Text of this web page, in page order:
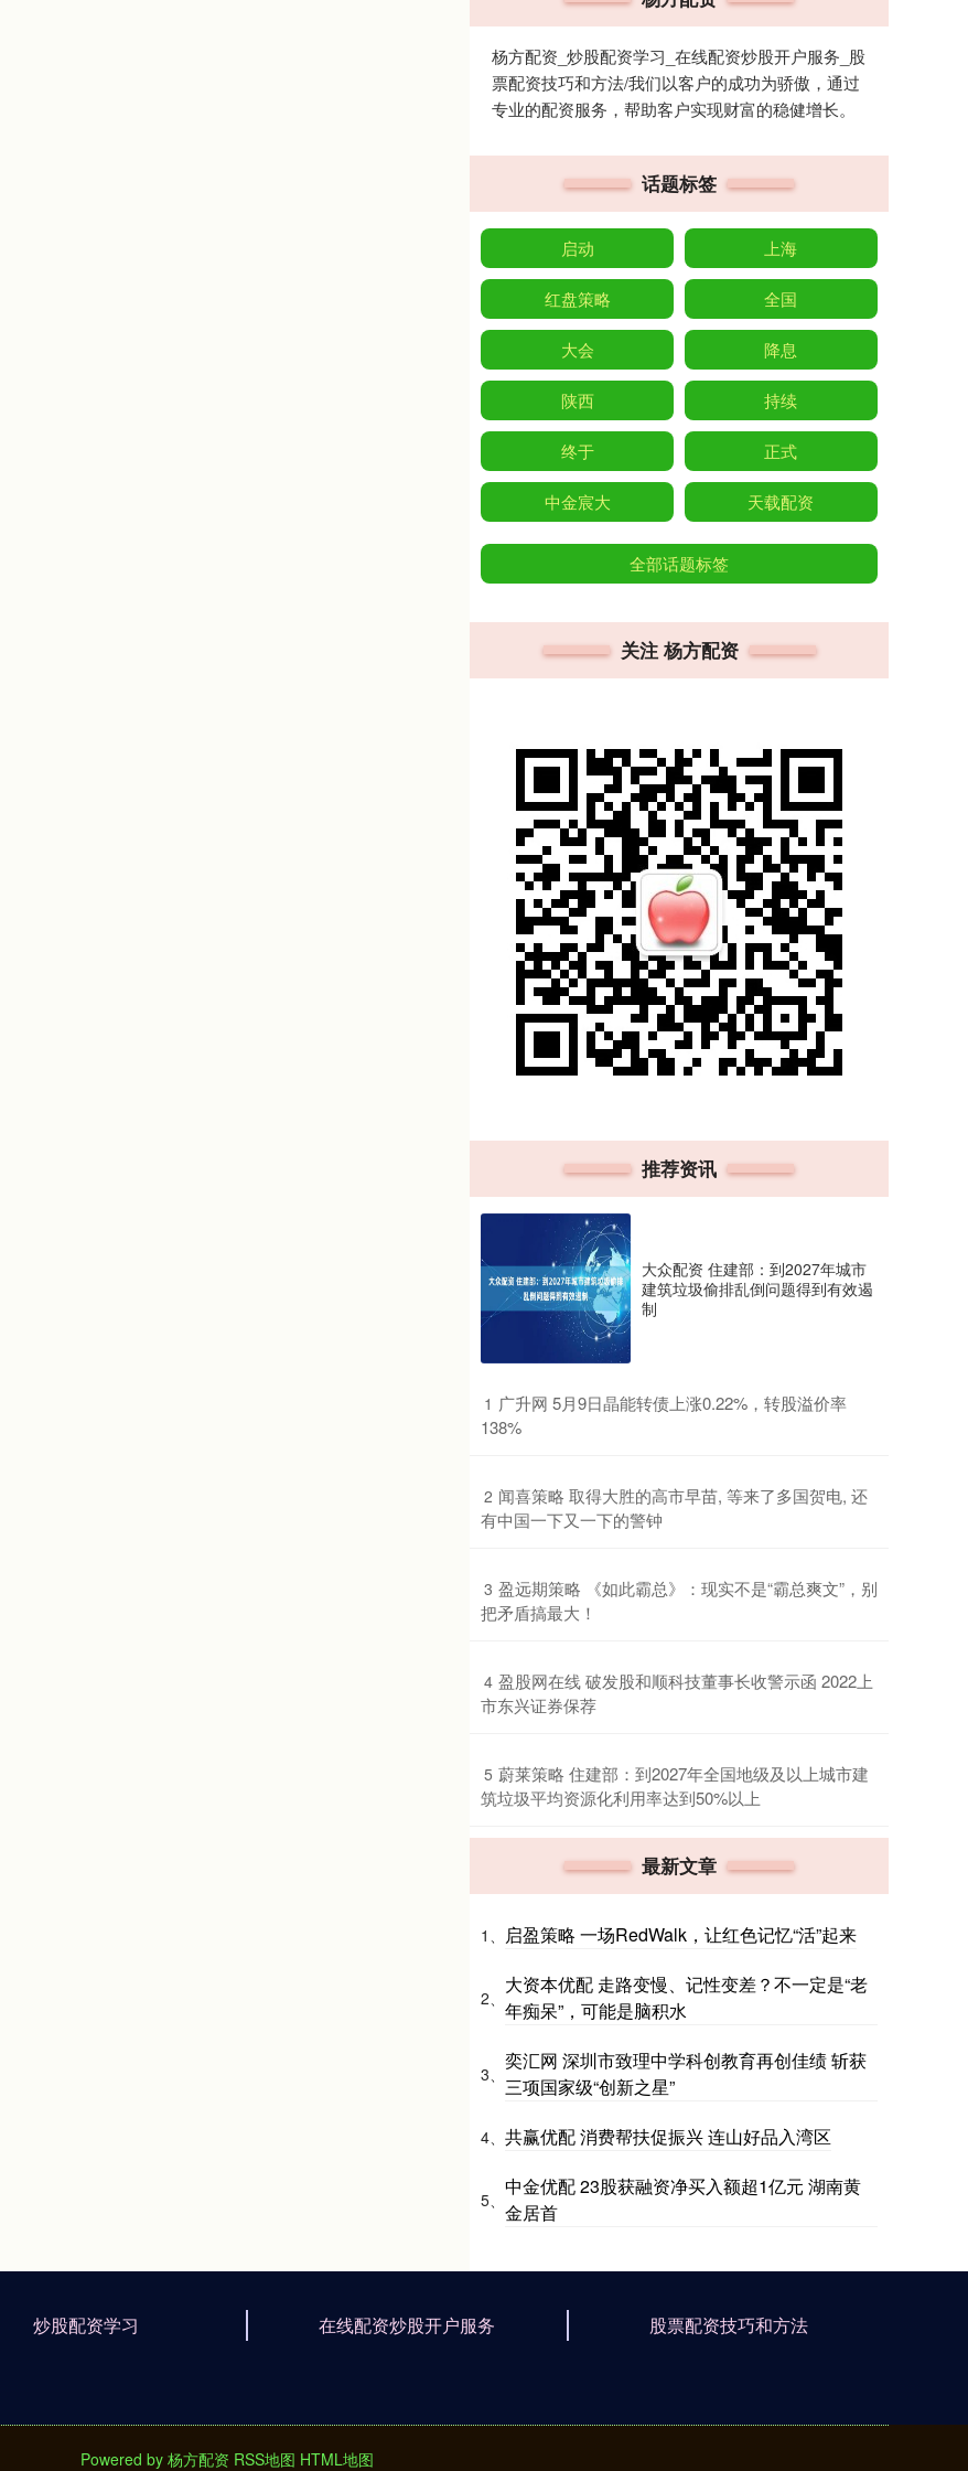
杨方配资_炒股配资学习_在线配资炒股开户服务_股
票配资技巧和方法/我们以客户的成功为骄傲，通过
专业的配资服务，帮助客户实现财富的稳健增长。
话题标签
启动 上海
红盘策略 全国
大会 降息
陕西 持续
终于 正式
中金宸大 天载配资
全部话题标签
关注 杨方配资
推荐资讯
大众配资 住建部：到2027年城市
建筑垃圾偷排乱倒问题得到有效遏
制
1 ​广升网 5月9日晶能转债上涨0.22%，转股溢价率
138%
2 ​闻喜策略 取得大胜的高市早苗, 等来了多国贺电, 还
有中国一下又一下的警钟
3 ​盈远期策略 《如此霸总》：现实不是“霸总爽文”，别
把矛盾搞最大！
4 ​盈股网在线 破发股和顺科技董事长收警示函 2022上
市东兴证券保荐
5 ​蔚莱策略 住建部：到2027年全国地级及以上城市建
筑垃圾平均资源化利用率达到50%以上
最新文章
1、 启盈策略 一场RedWalk，让红色记忆“活”起来
2、
大资本优配 走路变慢、记性变差？不一定是“老
年痴呆”，可能是脑积水
3、
奕汇网 深圳市致理中学科创教育再创佳绩 斩获
三项国家级“创新之星”
4、 共赢优配 消费帮扶促振兴 连山好品入湾区
5、
中金优配 23股获融资净买入额超1亿元 湖南黄
金居首
炒股配资学习 在线配资炒股开户服务 股票配资技巧和方法
Powered by 杨方配资 RSS地图 HTML地图